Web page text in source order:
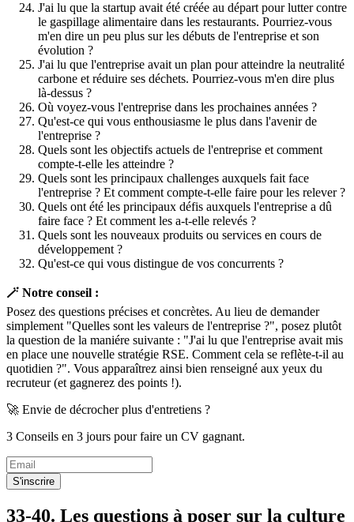
J'ai lu que la startup avait été créée au départ pour lutter contre
le gaspillage alimentaire dans les restaurants. Pourriez-vous
m'en dire un peu plus sur les débuts de l'entreprise et son
évolution ?
J'ai lu que l'entreprise avait un plan pour atteindre la neutralité
carbone et réduire ses déchets. Pourriez-vous m'en dire plus
là-dessus ?
Où voyez-vous l'entreprise dans les prochaines années ?
Qu'est-ce qui vous enthousiasme le plus dans l'avenir de
l'entreprise ?
Quels sont les objectifs actuels de l'entreprise et comment
compte-t-elle les atteindre ?
Quels sont les principaux challenges auxquels fait face
l'entreprise ? Et comment compte-t-elle faire pour les relever ?
Quels ont été les principaux défis auxquels l'entreprise a dû
faire face ? Et comment les a-t-elle relevés ?
Quels sont les nouveaux produits ou services en cours de
développement ?
Qu'est-ce qui vous distingue de vos concurrents ?
🪄 Notre conseil :
Posez des questions précises et concrètes. Au lieu de demander
simplement "Quelles sont les valeurs de l'entreprise ?", posez plutôt
la question de la maniére suivante : "J'ai lu que l'entreprise avait mis
en place une nouvelle stratégie RSE. Comment cela se reflète-t-il au
quotidien ?". Vous apparaîtrez ainsi bien renseigné aux yeux du
recruteur (et gagnerez des points !).
🚀 Envie de décrocher plus d'entretiens ?
3 Conseils en 3 jours pour faire un CV gagnant.
S'inscrire
33-40. Les questions à poser sur la culture